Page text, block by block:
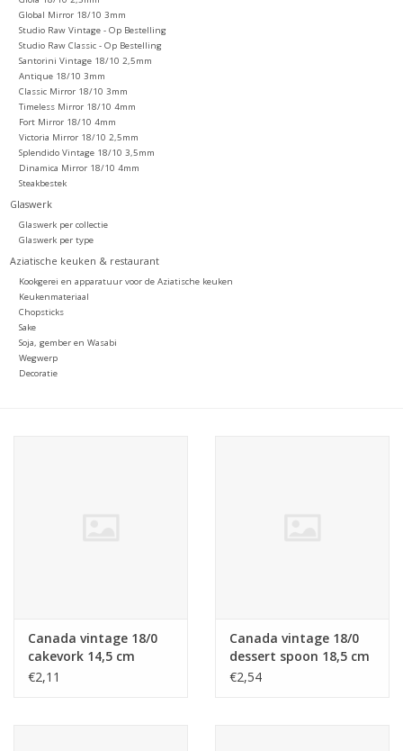
Global Mirror 18/10 3mm
Studio Raw Vintage - Op Bestelling
Studio Raw Classic - Op Bestelling
Santorini Vintage 18/10 2,5mm
Antique 18/10 3mm
Classic Mirror 18/10 3mm
Timeless Mirror 18/10 4mm
Fort Mirror 18/10 4mm
Victoria Mirror 18/10 2,5mm
Splendido Vintage 18/10 3,5mm
Dinamica Mirror 18/10 4mm
Steakbestek
Glaswerk
Glaswerk per collectie
Glaswerk per type
Aziatische keuken & restaurant
Kookgerei en apparatuur voor de Aziatische keuken
Keukenmateriaal
Chopsticks
Sake
Soja, gember en Wasabi
Wegwerp
Decoratie
Canada vintage 18/0
cakevork 14,5 cm
€2,11
Canada vintage 18/0
dessert spoon 18,5 cm
€2,54